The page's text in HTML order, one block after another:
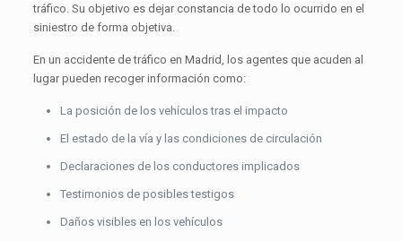
tráfico. Su objetivo es dejar constancia de todo lo ocurrido en el
siniestro de forma objetiva.
En un accidente de tráfico en Madrid, los agentes que acuden al
lugar pueden recoger información como:
La posición de los vehículos tras el impacto
El estado de la vía y las condiciones de circulación
Declaraciones de los conductores implicados
Testimonios de posibles testigos
Daños visibles en los vehículos